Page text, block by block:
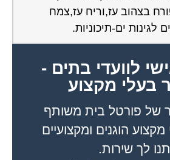
בצהוב עז,וריח עז,צמח
לגינות ים-תיכוניות.
לוועדי בתים -
בעלי מקצוע
של פורטל בית משותף
הוגנים ומקצועיים
לך שירות.